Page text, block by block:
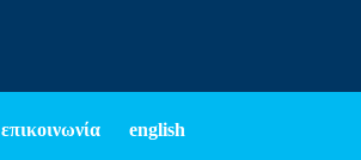
επικοινωνία english